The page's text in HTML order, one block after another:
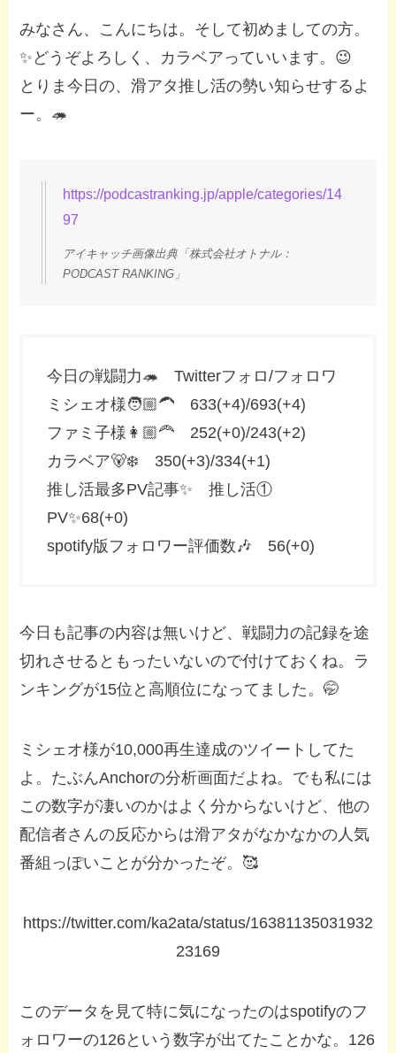
みなさん、こんにちは。そして初めましての方。
✨どうぞよろしく、カラベアっていいます。😉
とりま今日の、滑アタ推し活の勢い知らせするよ
ー。🦔
https://podcastranking.jp/apple/categories/14
97
アイキャッチ画像出典「株式会社オトナル：
PODCAST RANKING」
今日の戦闘力🦔 Twitterフォロ/フォロワ
ミシェオ様🧑🏼‍🦱 633(+4)/693(+4)
ファミ子様👩🏼‍🦰 252(+0)/243(+2)
カラベア🐻‍❄️ 350(+3)/334(+1)
推し活最多PV記事✨ 推し活①
PV✨68(+0)
spotify版フォロワー評価数🎶 56(+0)
今日も記事の内容は無いけど、戦闘力の記録を途
切れさせるともったいないので付けておくね。ラ
ンキングが15位と高順位になってました。🤭
ミシェオ様が10,000再生達成のツイートしてた
よ。たぶんAnchorの分析画面だよね。でも私には
この数字が凄いのかはよく分からないけど、他の
配信者さんの反応からは滑アタがなかなかの人気
番組っぽいことが分かったぞ。🥰
https://twitter.com/ka2ata/status/16381135031932
23169
このデータを見て特に気になったのはspotifyのフ
ォロワーの126という数字が出てたことかな。126